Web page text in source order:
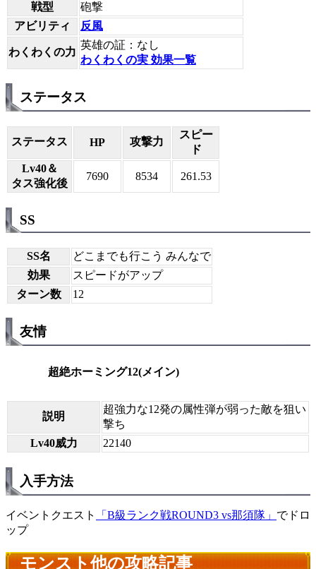
戦型
砲撃
アビリティ
反風
わくわくの力
英雄の証：なし
わくわくの実 効果一覧
ステータス
ステータス HP 攻撃力
スピー
ド
Lv40＆
タス強化後
7690 8534 261.53
SS
SS名
どこまでも行こう みんなで
効果
スピードがアップ
ターン数
12
友情
超絶ホーミング12(メイン)
説明
超強力な12発の属性弾が弱った敵を狙い
撃ち
Lv40威力
22140
入手方法
イベントクエスト 「B級ランク戦ROUND3 vs那須隊」 でドロ
ップ
モンスト他の攻略記事